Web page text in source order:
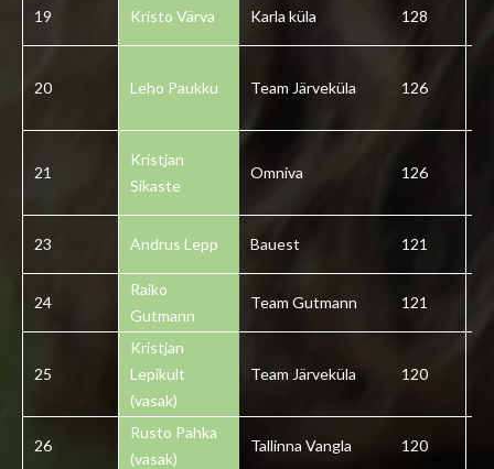
19 Kristo Värva Karla küla 128
20 Leho Paukku Team Järveküla 126
21
Kristjan
Sikaste
Omniva 126
23 Andrus Lepp Bauest 121
24
Raiko
Gutmann
Team Gutmann 121
25
Kristjan
Lepikult
(vasak)
Team Järveküla 120
26
Rusto Pahka
(vasak)
Tallinna Vangla 120